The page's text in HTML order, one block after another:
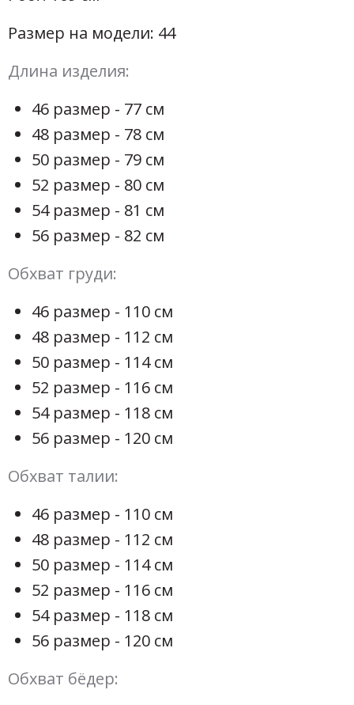
Размер на модели: 44
Длина изделия:
46 размер - 77 см
48 размер - 78 см
50 размер - 79 см
52 размер - 80 см
54 размер - 81 см
56 размер - 82 см
Обхват груди:
46 размер - 110 см
48 размер - 112 см
50 размер - 114 см
52 размер - 116 см
54 размер - 118 см
56 размер - 120 см
Обхват талии:
46 размер - 110 см
48 размер - 112 см
50 размер - 114 см
52 размер - 116 см
54 размер - 118 см
56 размер - 120 см
Обхват бёдер: